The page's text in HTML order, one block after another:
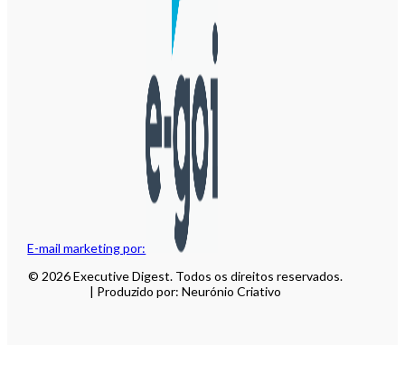
E-mail marketing por:
© 2026 Executive Digest. Todos os direitos reservados.
| Produzido por: Neurónio Criativo